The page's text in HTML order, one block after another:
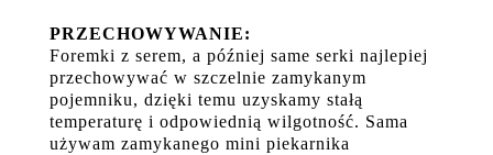
PRZECHOWYWANIE:
Foremki z serem, a później same serki najlepiej
przechowywać w szczelnie zamykanym
pojemniku, dzięki temu uzyskamy stałą
temperaturę i odpowiednią wilgotność. Sama
używam zamykanego mini piekarnika